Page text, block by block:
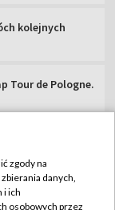
kolejnych
Tour de Pologne.
zgody na
danych,
i ich
osobowych przez